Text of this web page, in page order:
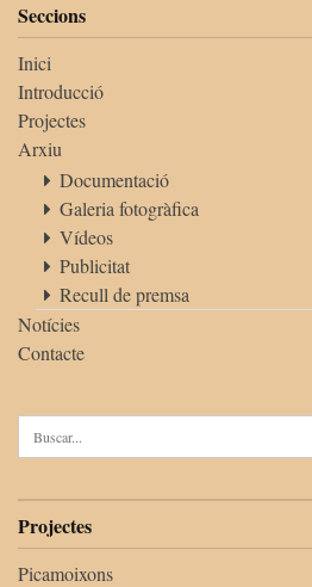
Seccions
Inici
Introducció
Projectes
Arxiu
Documentació
Galeria fotogràfica
Vídeos
Publicitat
Recull de premsa
Notícies
Contacte
Projectes
Picamoixons